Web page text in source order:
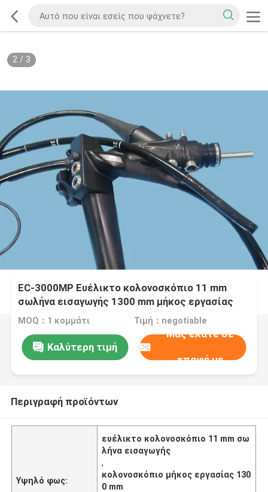
2/ 3
EC-3000MP Ευέλικτο κολονοσκόπιο 11 mm
σωλήνα εισαγωγής 1300 mm μήκος εργασίας
MOQ：1 κομμάτι Τιμή：negotiable
Καλύτερη τιμή
Μας ελάτε σε
επαφή με
Περιγραφή προϊόντων
Υψηλό φως:
ευέλικτο κολονοσκόπιο 11 mm σω
λήνα εισαγωγής
,
κολονοσκόπιο μήκος εργασίας 130
0 mm